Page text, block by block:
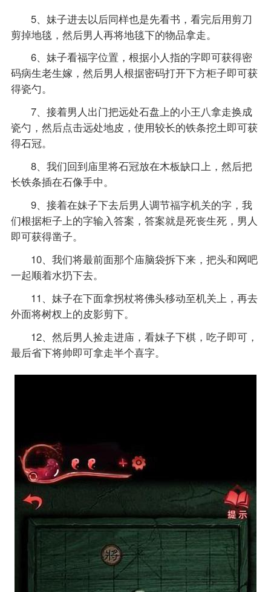
5、妹子进去以后同样也是先看书，看完后用剪刀
剪掉地毯，然后男人再将地毯下的物品拿走。
6、妹子看福字位置，根据小人指的字即可获得密
码病生老生嫁，然后男人根据密码打开下方柜子即可获
得瓷勺。
7、接着男人出门把远处石盘上的小王八拿走换成
瓷勺，然后点击远处地皮，使用较长的铁条挖土即可获
得石冠。
8、我们回到庙里将石冠放在木板缺口上，然后把
长铁条插在石像手中。
9、接着在妹子下去后男人调节福字机关的字，我
们根据柜子上的字输入答案，答案就是死丧生死，男人
即可获得凿子。
10、我们将最前面那个庙脑袋拆下来，把头和网吧
一起顺着水扔下去。
11、妹子在下面拿拐杖将佛头移动至机关上，再去
外面将树杈上的皮影剪下。
12、然后男人捡走进庙，看妹子下棋，吃子即可，
最后省下将帅即可拿走半个喜字。